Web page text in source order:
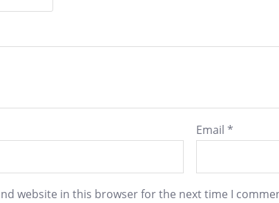
Email *
website in this browser for the next time I